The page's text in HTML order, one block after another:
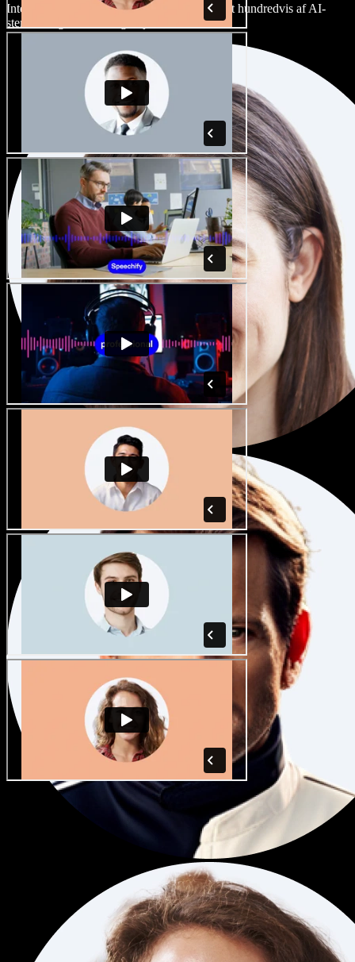
Intet projekt behøver at lyde ens. Vælg blandt hundredvis af AI-
stemmer og accenter, og finjuster dem.